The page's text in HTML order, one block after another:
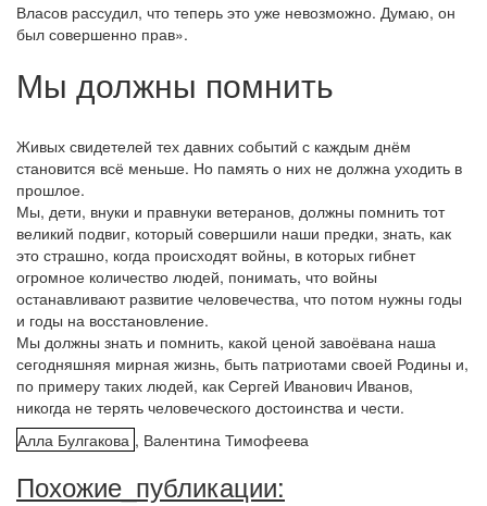
Власов рассудил, что теперь это уже невозможно. Думаю, он
был совершенно прав».
Мы должны помнить
Живых свидетелей тех давних событий с каждым днём
становится всё меньше. Но память о них не должна уходить в
прошлое.
Мы, дети, внуки и правнуки ветеранов, должны помнить тот
великий подвиг, который совершили наши предки, знать, как
это страшно, когда происходят войны, в которых гибнет
огромное количество людей, понимать, что войны
останавливают развитие человечества, что потом нужны годы
и годы на восстановление.
Мы должны знать и помнить, какой ценой завоёвана наша
сегодняшняя мирная жизнь, быть патриотами своей Родины и,
по примеру таких людей, как Сергей Иванович Иванов,
никогда не терять человеческого достоинства и чести.
Алла Булгакова , Валентина Тимофеева
Похожие_публикации: